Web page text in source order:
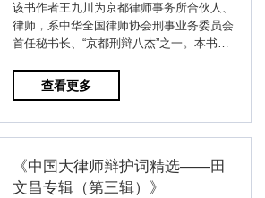
该书作者王九川为京都律师事务所合伙人、
律师，系中华全国律师协会刑事业务委员会
首任秘书长、“京都刑辩八杰”之一。本书收
查看更多
《中国大律师辩护词精选——田
文昌专辑（第三辑）》